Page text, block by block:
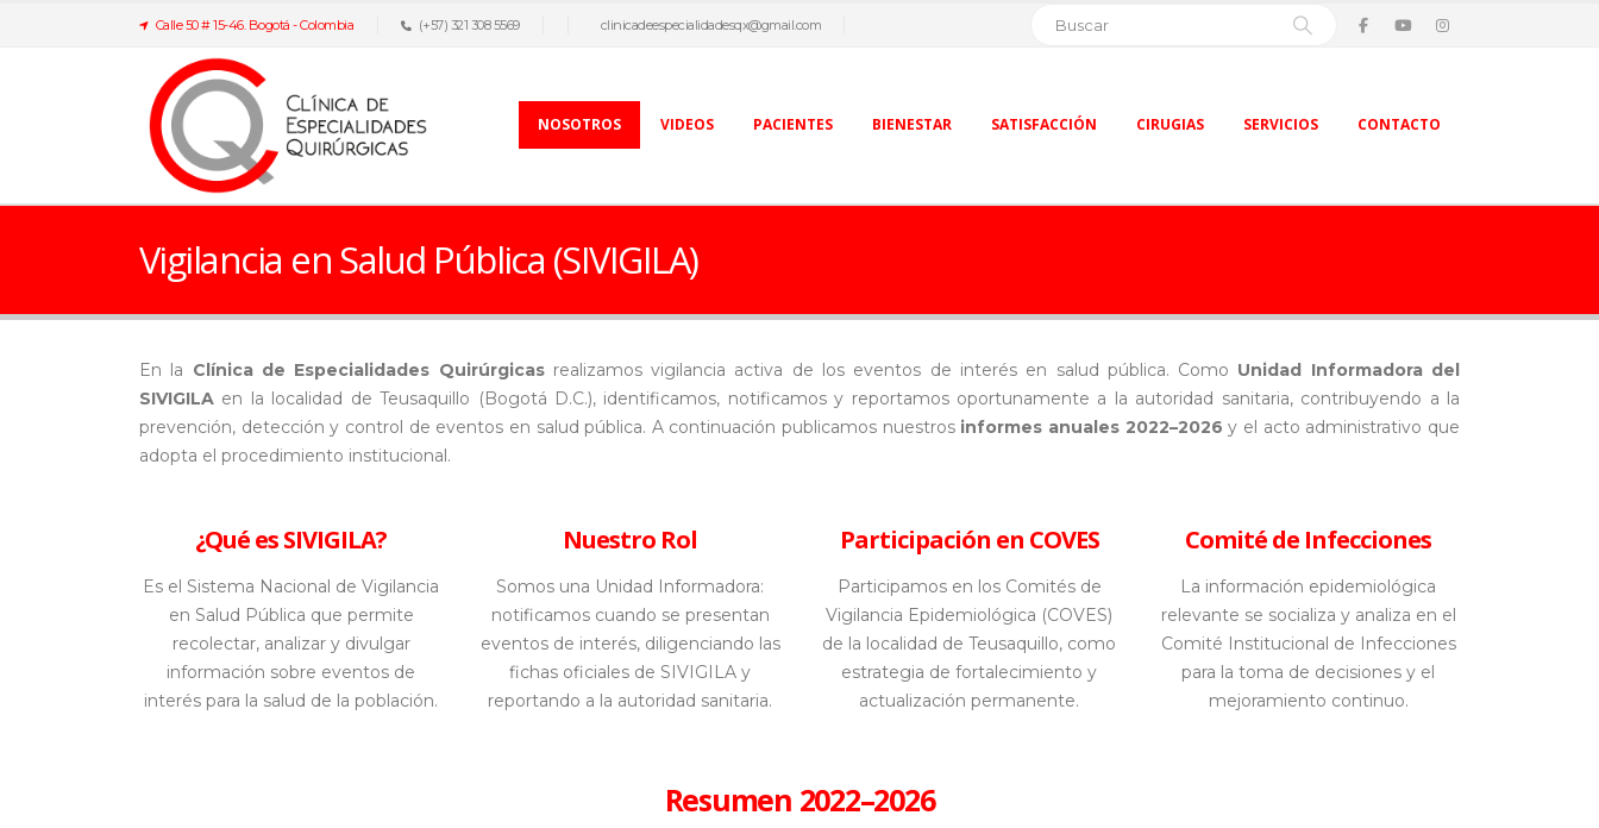
Calle 50 # 15-46. Bogotá - Colombia (+57) 321 308 5569 clinicadeespecialidadesqx@gmail.com
NOSOTROS VIDEOS PACIENTES BIENESTAR SATISFACCIÓN CIRUGIAS SERVICIOS CONTACTO
Vigilancia en Salud Pública (SIVIGILA)
En la Clínica de Especialidades Quirúrgicasrealizamos vigilancia activa de los eventos de interés en salud pública. Como Unidad Informadora del
SIVIGILA en la localidad de Teusaquillo (Bogotá D.C.), identificamos, notificamos y reportamos oportunamente a la autoridad sanitaria, contribuyendo a la
prevención, detección y control de eventos en salud pública. A continuación publicamos nuestros informes anuales 2022–2026 y el acto administrativo que
adopta el procedimiento institucional.
¿Qué es SIVIGILA?
Es el Sistema Nacional de Vigilancia
en Salud Pública que permite
recolectar, analizar y divulgar
información sobre eventos de
interés para la salud de la población.
Nuestro Rol
Somos una Unidad Informadora:
notificamos cuando se presentan
eventos de interés, diligenciando las
fichas oficiales de SIVIGILA y
reportando a la autoridad sanitaria.
Participación en COVES
Participamos en los Comités de
Vigilancia Epidemiológica (COVES)
de la localidad de Teusaquillo, como
estrategia de fortalecimiento y
actualización permanente.
Comité de Infecciones
La información epidemiológica
relevante se socializa y analiza en el
Comité Institucional de Infecciones
para la toma de decisiones y el
mejoramiento continuo.
Resumen 2022–2026